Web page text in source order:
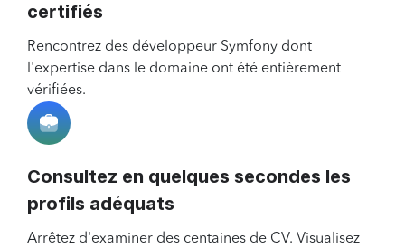
certifiés
Rencontrez des développeur Symfony dont
l'expertise dans le domaine ont été entièrement
vérifiées.
Consultez en quelques secondes les
profils adéquats
Arrêtez d'examiner des centaines de CV. Visualisez